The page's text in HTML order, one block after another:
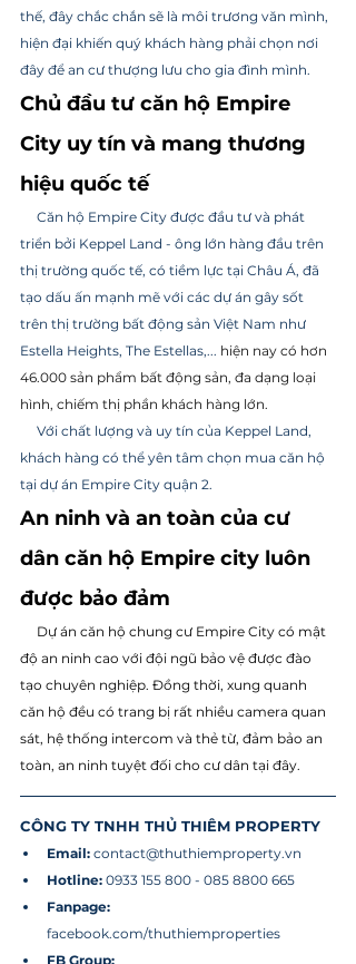
thế, đây chắc chắn sẽ là môi trương văn mình,
hiện đại khiến quý khách hàng phải chọn nơi
đây để an cư thượng lưu cho gia đình mình.
Chủ đầu tư căn hộ Empire
City uy tín và mang thương
hiệu quốc tế
triển bởi Keppel Land - ông lớn hàng đầu trên
thị trường quốc tế, có tiềm lực tại Châu Á, đã
tạo dấu ấn mạnh mẽ với các dự án gây sốt
trên thị trường bất động sản Việt Nam như
Estella Heights, The Estellas,... hiện nay có hơn
46.000 sản phẩm bất động sản, đa dạng loại
hình, chiếm thị phần khách hàng lớn.
khách hàng có thể yên tâm chọn mua căn hộ
tại dự án Empire City quận 2.
An ninh và an toàn của cư
dân căn hộ Empire city luôn
được bảo đảm
độ an ninh cao với đội ngũ bảo vệ được đào
tạo chuyên nghiệp. Đồng thời, xung quanh
căn hộ đều có trang bị rất nhiều camera quan
sát, hệ thống intercom và thẻ từ, đảm bảo an
toàn, an ninh tuyệt đối cho cư dân tại đây.
CÔNG TY TNHH THỦ THIÊM PROPERTY
Email: contact@thuthiemproperty.vn
Hotline: 0933 155 800 - 085 8800 665
Fanpage:
facebook.com/thuthiemproperties
FB Group: